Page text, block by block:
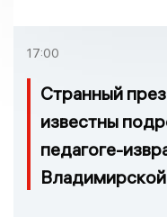
17:00
Странный
известны
педагоге-